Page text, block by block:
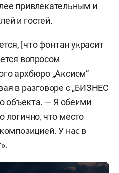
привлекательным и
и гостей.
[что фонтан украсит
вопросом
архбюро „Аксиом“
в разговоре с „БИЗНЕС
объекта. — Я обеими
логично, что место
У нас в